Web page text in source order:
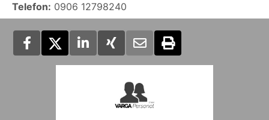
Telefon: 0906 12798240